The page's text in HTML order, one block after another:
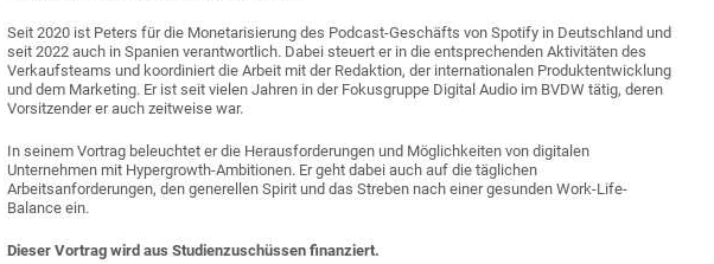
Seit 2020 ist Peters für die Monetarisierung des Podcast-Geschäfts von Spotify in Deutschland und
seit 2022 auch in Spanien verantwortlich. Dabei steuert er in die entsprechenden Aktivitäten des
Verkaufsteams und koordiniert die Arbeit mit der Redaktion, der internationalen Produktentwicklung
und dem Marketing. Er ist seit vielen Jahren in der Fokusgruppe Digital Audio im BVDW tätig, deren
Vorsitzender er auch zeitweise war.
In seinem Vortrag beleuchtet er die Herausforderungen und Möglichkeiten von digitalen
Unternehmen mit Hypergrowth-Ambitionen. Er geht dabei auch auf die täglichen
Arbeitsanforderungen, den generellen Spirit und das Streben nach einer gesunden Work-Life-
Balance ein.
Dieser Vortrag wird aus Studienzuschüssen finanziert.